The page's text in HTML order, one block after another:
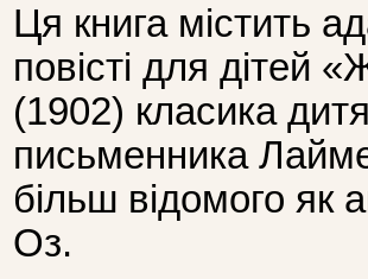
Ця книга містить
повісті для дітей
(1902) класика
письменника
більш відомого як
Оз.